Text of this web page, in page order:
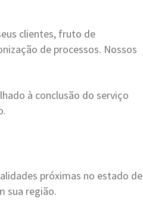
clientes, fruto de
de processos. Nossos
à conclusão do serviço
próximas no estado de
sua região.